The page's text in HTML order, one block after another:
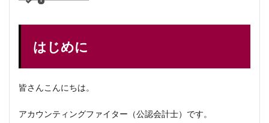
はじめに
皆さんこんにちは。
アカウンティングファイター（公認会計士）です。